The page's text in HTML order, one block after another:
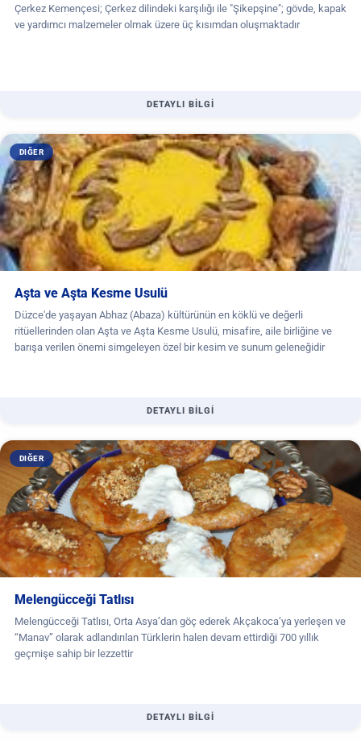
Çerkez Kemençesi; Çerkez dilindeki karşılığı ile "Şikepşine"; gövde, kapak
ve yardımcı malzemeler olmak üzere üç kısımdan oluşmaktadır
DETAYLI BİLGİ
DIĞER
Aşta ve Aşta Kesme Usulü
Düzce'de yaşayan Abhaz (Abaza) kültürünün en köklü ve değerli
ritüellerinden olan Aşta ve Aşta Kesme Usulü, misafire, aile birliğine ve
barışa verilen önemi simgeleyen özel bir kesim ve sunum geleneğidir
DETAYLI BİLGİ
DIĞER
Melengücceği Tatlısı
Melengücceği Tatlısı, Orta Asya’dan göç ederek Akçakoca’ya yerleşen ve
“Manav” olarak adlandırılan Türklerin halen devam ettirdiği 700 yıllık
geçmişe sahip bir lezzettir
DETAYLI BİLGİ